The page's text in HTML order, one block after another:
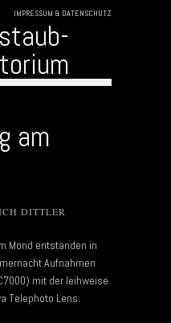
IMPRESSUM & DATENSCHUTZ
am
DITTLER
Mond entstanden in
Aufnahmen
mit der leihweise
Telephoto Lens.